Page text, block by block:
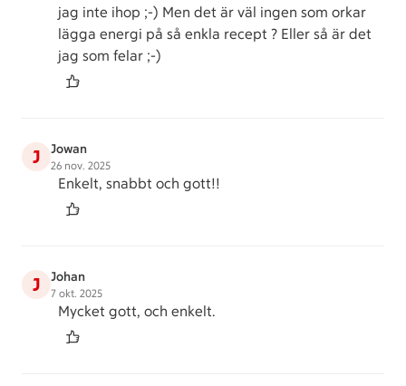
jag inte ihop ;-) Men det är väl ingen som orkar
lägga energi på så enkla recept ? Eller så är det
jag som felar ;-)
J Jowan
26 nov. 2025
Enkelt, snabbt och gott!!
J Johan
7 okt. 2025
Mycket gott, och enkelt.